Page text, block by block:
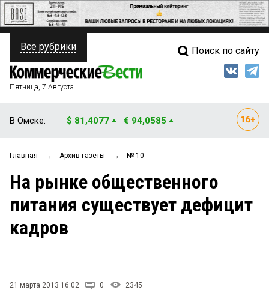
ПОЛИТИКА
ФИНАНСЫ
ОБЩЕСТВО
ЗАКОН
НОВОСТИ КОМПАНИЙ
Свежий выпуск
Рейтинги
Блоги
Все рубрики Поиск по сайту
Пятница, 7 Августа
В Омске: $ 81,4077 € 94,0585
Главная → Архив газеты → № 10
На рынке общественного
питания существует дефицит
кадров
21 марта 2013 16:02 0 2345